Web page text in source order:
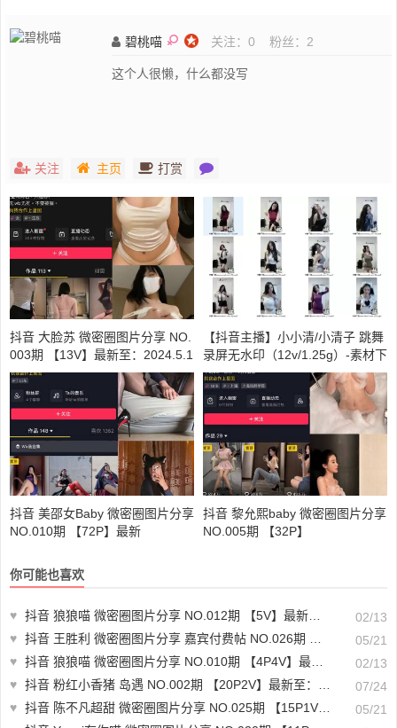
碧桃喵 关注： 0 粉丝： 2
这个人很懒，什么都没写
关注 主页 打赏
抖音 大脸苏 微密圈图片分享 NO.
003期 【13V】最新至：2024.5.1
6
【抖音主播】小小清/小清子 跳舞
录屏无水印（12v/1.25g）-素材下
载
抖音 美邵女Baby 微密圈图片分享
NO.010期 【72P】最新
抖音 黎允熙baby 微密圈图片分享
NO.005期 【32P】
你可能也喜欢
♥ 抖音 狼狼喵 微密圈图片分享 NO.012期 【5V】最新至：2025.1.19
02/13
♥ 抖音 王胜利 微密圈图片分享 嘉宾付费帖 NO.026期 【3V】最新至：2023.9.11
05/21
♥ 抖音 狼狼喵 微密圈图片分享 NO.010期 【4P4V】最新至：2025.1.12
02/13
♥ 抖音 粉红小香猪 岛遇 NO.002期 【20P2V】最新至：2025.7.2
07/24
♥ 抖音 陈不凡超甜 微密圈图片分享 NO.025期 【15P1V】最新至：2023.5.29
05/21